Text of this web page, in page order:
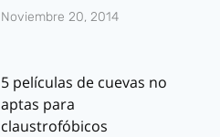
Noviembre 20, 2014
5 películas de cuevas no
aptas para
claustrofóbicos